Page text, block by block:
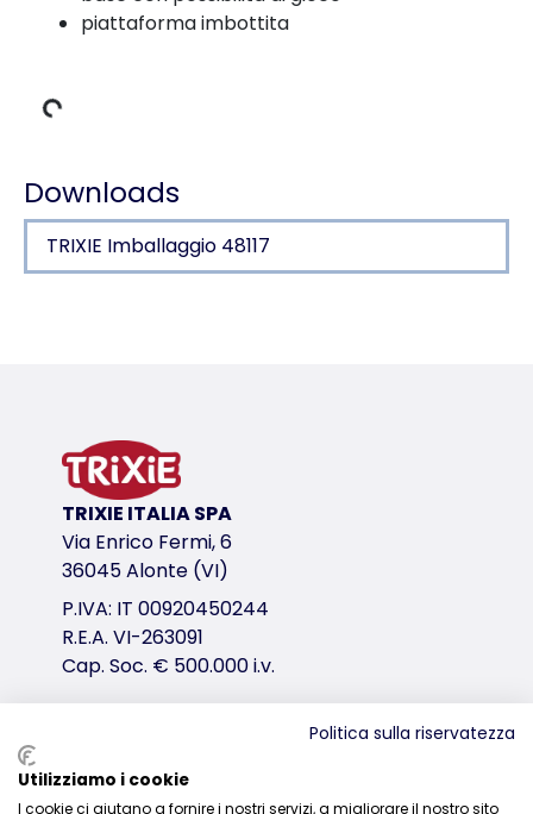
piattaforma imbottita
Downloads
TRIXIE Imballaggio 48117
piattaforma imbottita
variante di prodotto
variante di prodotto: numero unico del
Area della base
ø 36 cm
Altezza
54 cm
ø 9 cm
Misure
TRIXIE ITALIA SPA
Via Enrico Fermi, 6
36045 Alonte (VI)
P.IVA: IT 00920450244
R.E.A. VI-263091
Cap. Soc. € 500.000 i.v.
Distribuzione
Politica sulla riservatezza
Utilizziamo i cookie
I cookie ci aiutano a fornire i nostri servizi, a migliorare il nostro sito